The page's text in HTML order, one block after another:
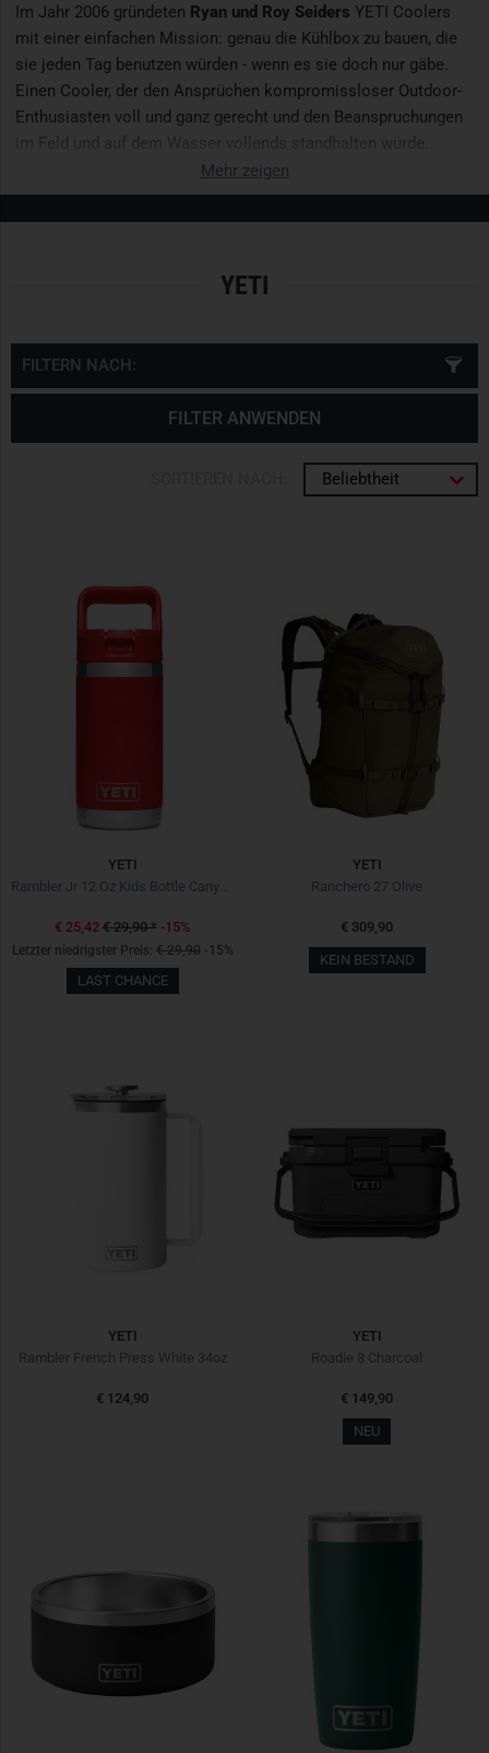
Im Jahr 2006 gründeten Ryan und Roy Seiders YETI Coolers
mit einer einfachen Mission: genau die Kühlbox zu bauen, die
sie jeden Tag benutzen würden - wenn es sie doch nur gäbe.
Einen Cooler, der den Ansprüchen kompromissloser Outdoor-
Enthusiasten voll und ganz gerecht und den Beanspruchungen
im Feld und auf dem Wasser vollends standhalten würde.
Mehr zeigen
YETI
FILTERN NACH:
FILTER ANWENDEN
Beliebtheit
YETI
Rambler Jr 12 Oz Kids Bottle Canyon Red
€ 25,42 € 29,90* -15%
Letzter niedrigster Preis: € 29,90 -15%
LAST CHANCE
YETI
Ranchero 27 Olive
€ 309,90
KEIN BESTAND
YETI
Rambler French Press White 34oz
€ 124,90
YETI
Roadie 8 Charcoal
€ 149,90
NEU